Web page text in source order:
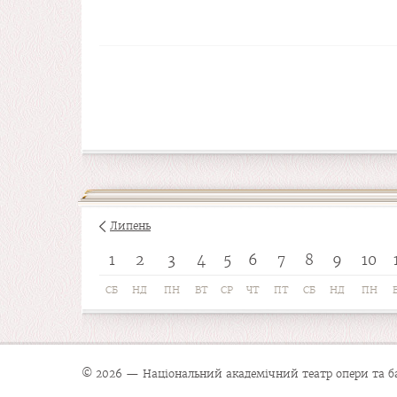
Липень
1 2 3 4 5 6 7 8 9 10
СБ НД ПН ВТ СР ЧТ ПТ СБ НД ПН
© 2026 — Національний академічний театр опери та